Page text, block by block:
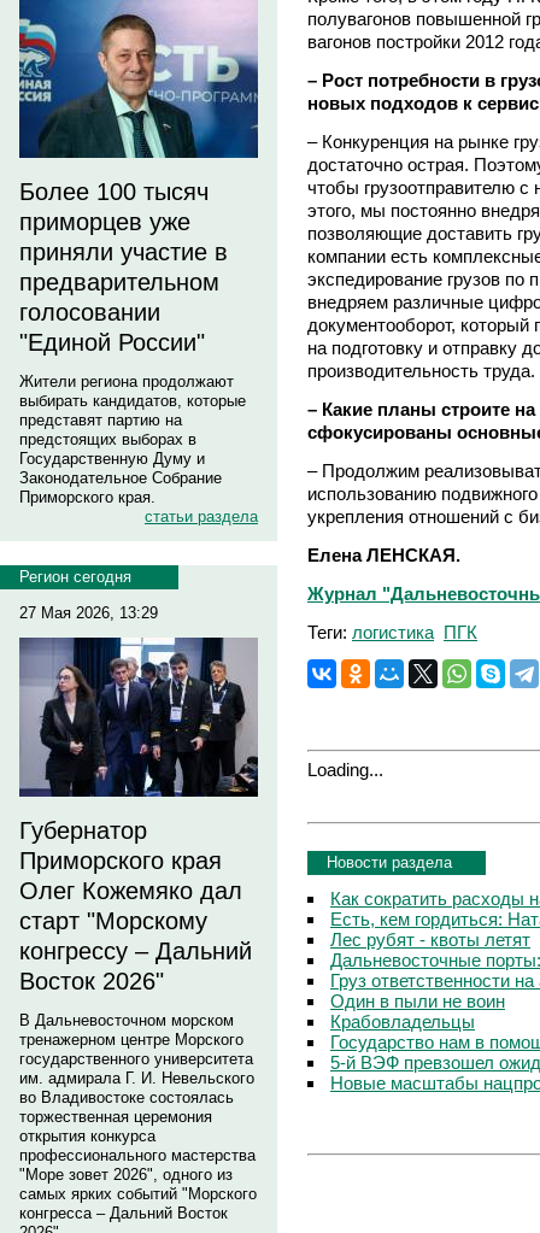
Более 100 тысяч
приморцев уже
приняли участие в
предварительном
голосовании
"Единой России"
Жители региона продолжают
выбирать кандидатов, которые
представят партию на
предстоящих выборах в
Государственную Думу и
Законодательное Собрание
Приморского края.
статьи раздела
Регион сегодня
27 Мая 2026, 13:29
Губернатор
Приморского края
Олег Кожемяко дал
старт "Морскому
конгрессу – Дальний
Восток 2026"
В Дальневосточном морском
тренажерном центре Морского
государственного университета
им. адмирала Г. И. Невельского
во Владивостоке состоялась
торжественная церемония
открытия конкурса
профессионального мастерства
"Море зовет 2026", одного из
самых ярких событий "Морского
конгресса – Дальний Восток
полувагонов повышенной
вагонов постройки 2012
– Рост потребности в
новых подходов к
– Конкуренция на рынке
достаточно острая.
чтобы грузоотправителю
этого, мы постоянно
позволяющие доставить
компании есть
экспедирование грузов
внедряем различные
документооборот, который
на подготовку и отправку
производительность труда.
– Какие планы строите
сфокусированы
– Продолжим
использованию
укрепления отношений с
Елена ЛЕНСКАЯ.
Журнал
Теги: логистика ПГК
Loading...
Новости раздела
Как сократить расходы
Есть, кем гордиться:
Лес рубят - квоты летят
Дальневосточные
Груз ответственности
Один в пыли не воин
Крабовладельцы
Государство нам в
5-й ВЭФ превзошел
Новые масштабы